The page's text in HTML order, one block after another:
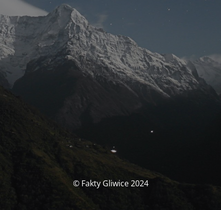
© Fakty Gliwice 2024